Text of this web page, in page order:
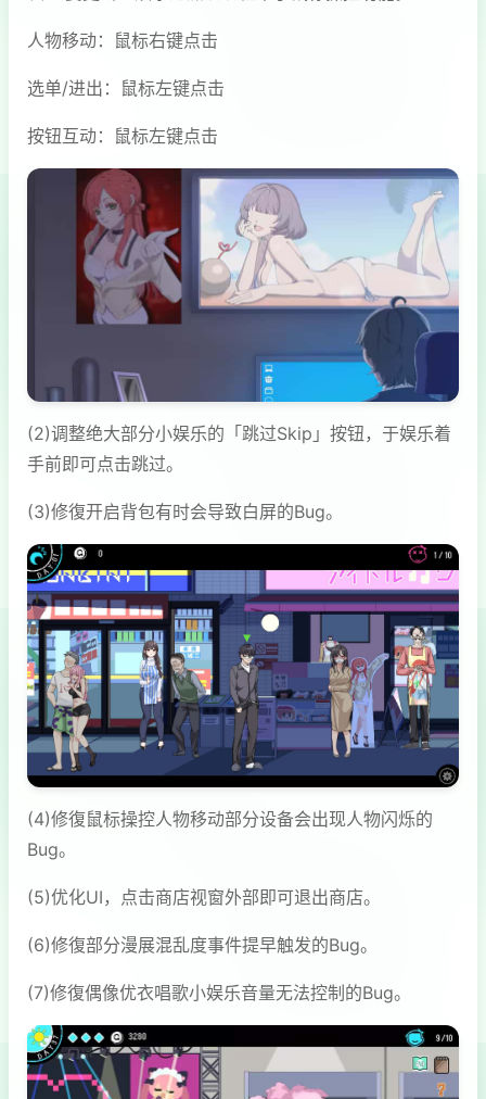
人物移动：鼠标右键点击
选单/进出：鼠标左键点击
按钮互动：鼠标左键点击
(2)调整绝大部分小娱乐的「跳过Skip」按钮，于娱乐着
手前即可点击跳过。
(3)修復开启背包有时会导致白屏的Bug。
(4)修復鼠标操控人物移动部分设备会出现人物闪烁的
Bug。
(5)优化UI，点击商店视窗外部即可退出商店。
(6)修復部分漫展混乱度事件提早触发的Bug。
(7)修復偶像优衣唱歌小娱乐音量无法控制的Bug。